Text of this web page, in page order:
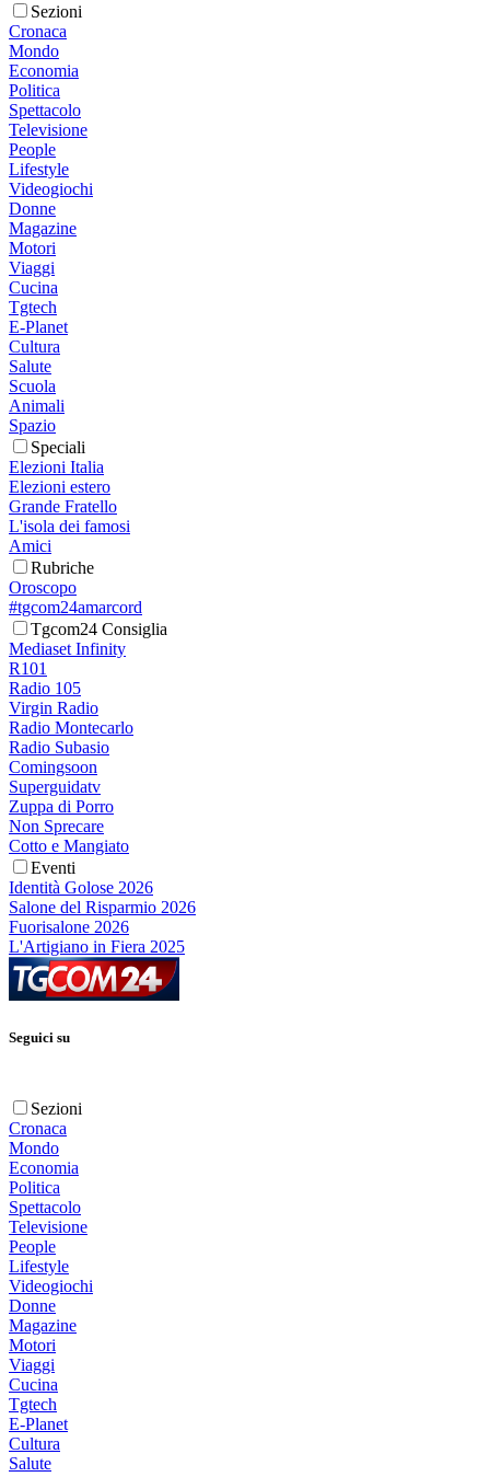
Sezioni
Cronaca
Mondo
Economia
Politica
Spettacolo
Televisione
People
Lifestyle
Videogiochi
Donne
Magazine
Motori
Viaggi
Cucina
Tgtech
E-Planet
Cultura
Salute
Scuola
Animali
Spazio
Speciali
Elezioni Italia
Elezioni estero
Grande Fratello
L'isola dei famosi
Amici
Rubriche
Oroscopo
#tgcom24amarcord
Tgcom24 Consiglia
Mediaset Infinity
R101
Radio 105
Virgin Radio
Radio Montecarlo
Radio Subasio
Comingsoon
Superguidatv
Zuppa di Porro
Non Sprecare
Cotto e Mangiato
Eventi
Identità Golose 2026
Salone del Risparmio 2026
Fuorisalone 2026
L'Artigiano in Fiera 2025
Seguici su
Sezioni
Cronaca
Mondo
Economia
Politica
Spettacolo
Televisione
People
Lifestyle
Videogiochi
Donne
Magazine
Motori
Viaggi
Cucina
Tgtech
E-Planet
Cultura
Salute